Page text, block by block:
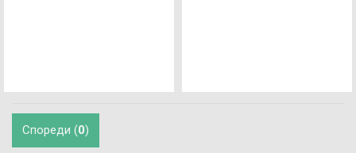
Спореди (0)